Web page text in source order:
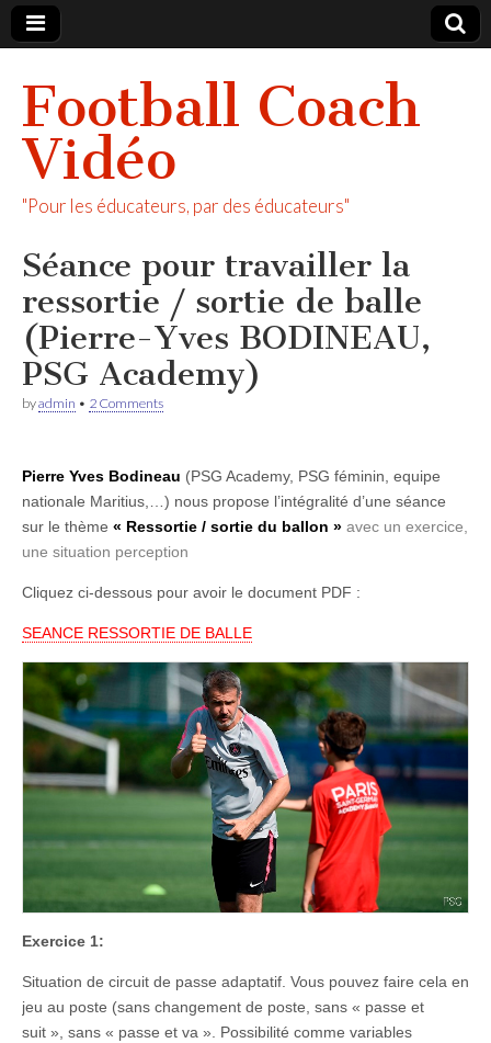
Football Coach
Vidéo
"Pour les éducateurs, par des éducateurs"
Séance pour travailler la
ressortie / sortie de balle
(Pierre-Yves BODINEAU,
PSG Academy)
byadmin • 2 Comments
Pierre Yves Bodineau (PSG Academy, PSG féminin, equipe
nationale Maritius,…) nous propose l’intégralité d’une séance
sur le thème « Ressortie / sortie du ballon » avec un exercice,
une situation perception
Cliquez ci-dessous pour avoir le document PDF :
SEANCE RESSORTIE DE BALLE
Exercice 1:
Situation de circuit de passe adaptatif. Vous pouvez faire cela en
jeu au poste (sans changement de poste, sans « passe et
suit », sans « passe et va ». Possibilité comme variables